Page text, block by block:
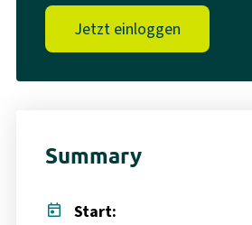
Jetzt einloggen
Summary
today
Start: